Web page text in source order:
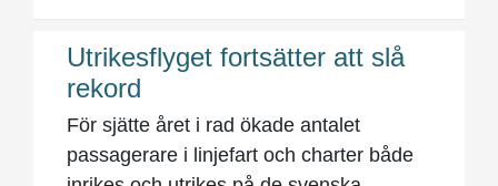
Utrikesflyget fortsätter att slå
rekord
För sjätte året i rad ökade antalet
passagerare i linjefart och charter både